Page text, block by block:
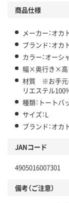
商品仕様
メーカー：オカ
ブランド：オカ
カラー：オーシ
幅×奥行き×高
材質 ※お手元
リエステル
種類：トートバッ
サイズ：L
ブランド：オカ
JANコード
4905016007301
備考（ご注意）